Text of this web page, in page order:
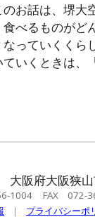
お話は、堺
べるものが
っていくく
いくときは、
阪府大阪狭山
1004 FAX 072-
｜ プライバシーポ